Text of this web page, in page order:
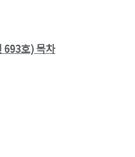
693호) 목차